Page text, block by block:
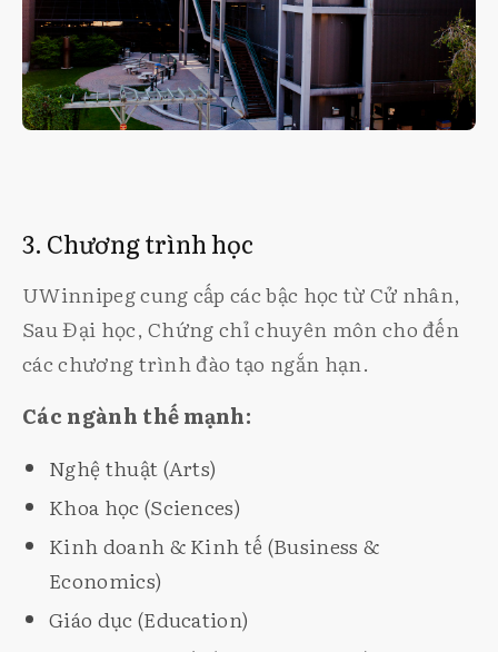
3. Chương trình học
UWinnipeg cung cấp các bậc học từ Cử nhân,
Sau Đại học, Chứng chỉ chuyên môn cho đến
các chương trình đào tạo ngắn hạn.
Các ngành thế mạnh:
Nghệ thuật (Arts)
Khoa học (Sciences)
Kinh doanh & Kinh tế (Business &
Economics)
Giáo dục (Education)